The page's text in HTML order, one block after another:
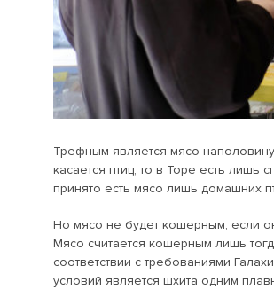
Трефным является мясо
касается птиц, то в Торе есть лишь
принято есть мясо лишь домашних
Но мясо не будет кошерным, если
Мясо считается кошерным лишь
соответствии с требованиями
условий является шхита одним